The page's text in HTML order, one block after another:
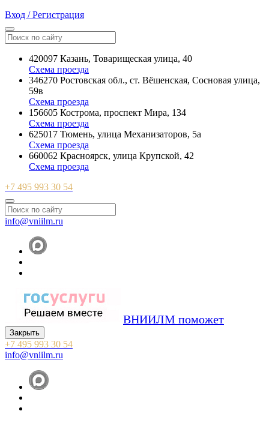
Вход / Регистрация
420097 Казань, Товарищеская улица, 40
Схема проезда
346270 Ростовская обл., ст. Вёшенская, Сосновая улица,
59в
Схема проезда
156605 Кострома, проспект Мира, 134
Схема проезда
625017 Тюмень, улица Механизаторов, 5а
Схема проезда
660062 Красноярск, улица Крупской, 42
Схема проезда
+7 495 993 30 54
info@vniilm.ru
ВНИИЛМ поможет
Закрыть
+7 495 993 30 54
info@vniilm.ru